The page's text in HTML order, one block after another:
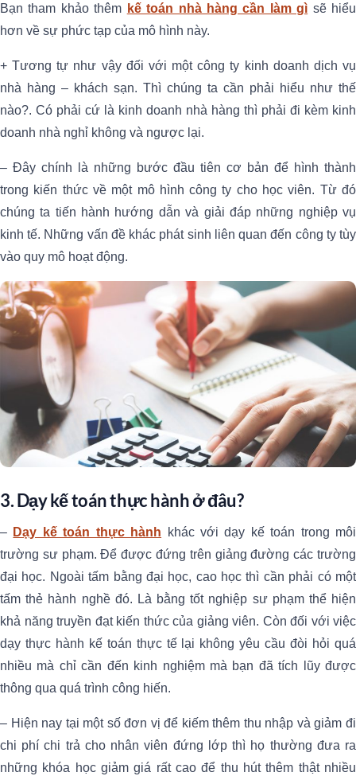
Bạn tham khảo thêm kế toán nhà hàng cần làm gì sẽ hiểu
hơn về sự phức tạp của mô hình này.
+ Tương tự như vậy đối với một công ty kinh doanh dịch vụ
nhà hàng – khách sạn. Thì chúng ta cần phải hiểu như thế
nào?. Có phải cứ là kinh doanh nhà hàng thì phải đi kèm kinh
doanh nhà nghỉ không và ngược lại.
– Đây chính là những bước đầu tiên cơ bản để hình thành
trong kiến thức về một mô hình công ty cho học viên. Từ đó
chúng ta tiến hành hướng dẫn và giải đáp những nghiệp vụ
kinh tế. Những vấn đề khác phát sinh liên quan đến công ty tùy
vào quy mô hoạt động.
3. Dạy kế toán thực hành ở đâu?
– Dạy kế toán thực hành khác với dạy kế toán trong môi
trường sư phạm. Để được đứng trên giảng đường các trường
đại học. Ngoài tấm bằng đại học, cao học thì cần phải có một
tấm thẻ hành nghề đó. Là bằng tốt nghiệp sư phạm thể hiện
khả năng truyền đạt kiến thức của giảng viên. Còn đối với việc
dạy thực hành kế toán thực tế lại không yêu cầu đòi hỏi quá
nhiều mà chỉ cần đến kinh nghiệm mà bạn đã tích lũy được
thông qua quá trình công hiến.
– Hiện nay tại một số đơn vị để kiếm thêm thu nhập và giảm đi
chi phí chi trả cho nhân viên đứng lớp thì họ thường đưa ra
những khóa học giảm giá rất cao để thu hút thêm thật nhiều